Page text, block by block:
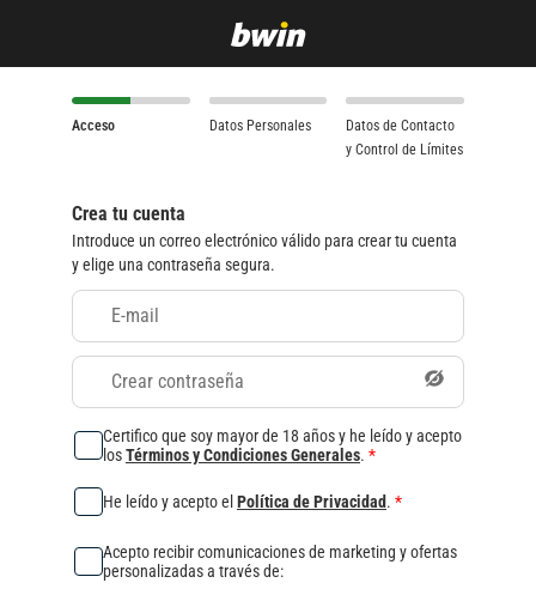
Acceso Datos Personales
Datos de Contacto
y Control de Límites
Crea tu cuenta
Introduce un correo electrónico válido para crear tu cuenta
y elige una contraseña segura.
E-mail
Crear contraseña
Certifico que soy mayor de 18 años y he leído y acepto
losTérminos y Condiciones Generales. *
He leído y acepto el Política de Privacidad. *
Acepto recibir comunicaciones de marketing y ofertas
personalizadas a través de: